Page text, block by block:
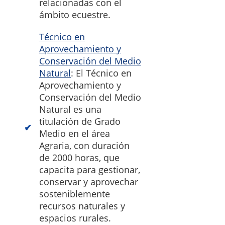
relacionadas con el
ámbito ecuestre.
Técnico en
Aprovechamiento y
Conservación del Medio
Natural: El Técnico en
Aprovechamiento y
Conservación del Medio
Natural es una
titulación de Grado
Medio en el área
Agraria, con duración
de 2000 horas, que
capacita para gestionar,
conservar y aprovechar
sosteniblemente
recursos naturales y
espacios rurales.